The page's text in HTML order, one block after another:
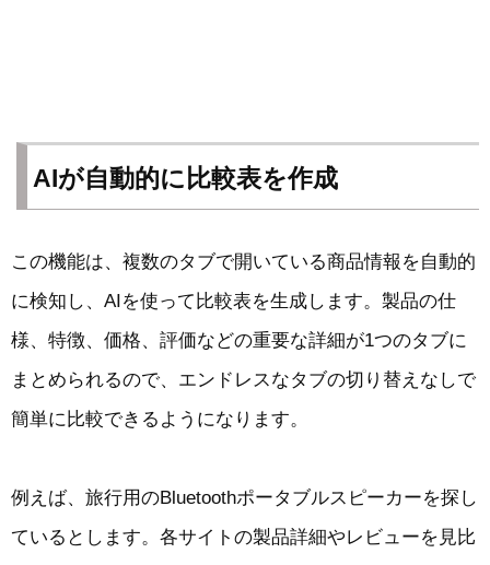
AIが自動的に比較表を作成
この機能は、複数のタブで開いている商品情報を自動的
に検知し、AIを使って比較表を生成します。製品の仕
様、特徴、価格、評価などの重要な詳細が1つのタブに
まとめられるので、エンドレスなタブの切り替えなしで
簡単に比較できるようになります。
例えば、旅行用のBluetoothポータブルスピーカーを探し
ているとします。各サイトの製品詳細やレビューを見比